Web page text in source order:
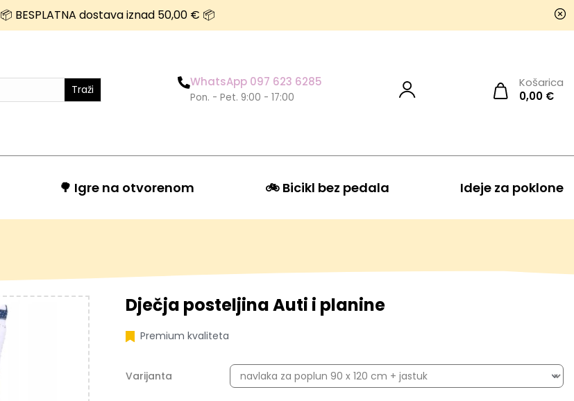
📦 BESPLATNA dostava iznad 50,00 € 📦
Traži
WhatsApp 097 623 6285
Pon. - Pet. 9:00 - 17:00
Košarica
0,00 €
🌳 Igre na otvorenom 🚲 Bicikl bez pedala Ideje za poklone
Dječja posteljina Auti i planine
Premium kvaliteta
Varijanta